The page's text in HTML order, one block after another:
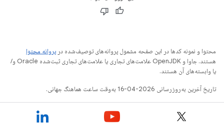
محتوا و نمونه کدها در این صفحه مشمول پروانه‌های توصیف‌شده در پروانه محتوا
هستند. جاوا و OpenJDK علامت‌های تجاری یا علامت‌های تجاری ثبت‌شده Oracle و/
یا وابسته‌های آن هستند.
تاریخ آخرین به‌روزرسانی 2026-04-16 به‌وقت ساعت هماهنگ جهانی.